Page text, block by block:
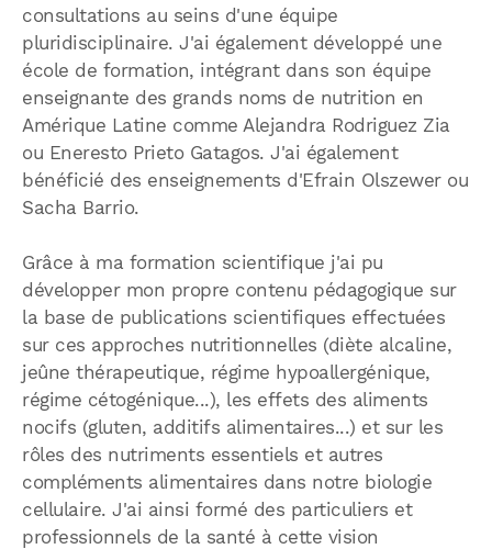
consultations au seins d'une équipe
pluridisciplinaire. J'ai également développé une
école de formation, intégrant dans son équipe
enseignante des grands noms de nutrition en
Amérique Latine comme Alejandra Rodriguez Zia
ou Eneresto Prieto Gatagos. J'ai également
bénéficié des enseignements d'Efrain Olszewer ou
Sacha Barrio.
Grâce à ma formation scientifique j'ai pu
développer mon propre contenu pédagogique sur
la base de publications scientifiques effectuées
sur ces approches nutritionnelles (diète alcaline,
jeûne thérapeutique, régime hypoallergénique,
régime cétogénique...), les effets des aliments
nocifs (gluten, additifs alimentaires...) et sur les
rôles des nutriments essentiels et autres
compléments alimentaires dans notre biologie
cellulaire. J'ai ainsi formé des particuliers et
professionnels de la santé à cette vision